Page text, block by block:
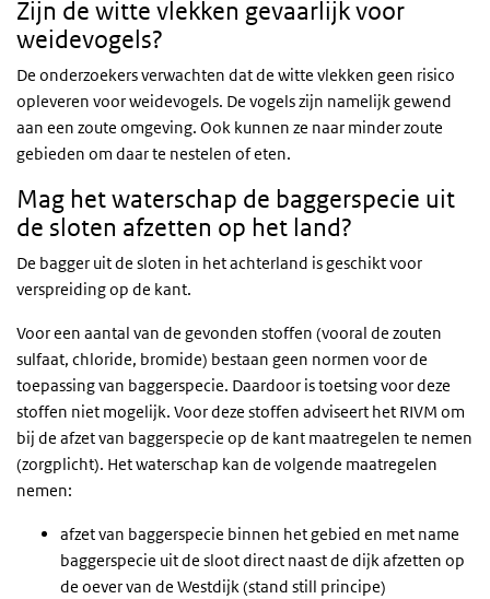
Zijn de witte vlekken gevaarlijk voor
weidevogels?
De onderzoekers verwachten dat de witte vlekken geen risico
opleveren voor weidevogels. De vogels zijn namelijk gewend
aan een zoute omgeving. Ook kunnen ze naar minder zoute
gebieden om daar te nestelen of eten.
Mag het waterschap de baggerspecie uit
de sloten afzetten op het land?
De bagger uit de sloten in het achterland is geschikt voor
verspreiding op de kant.
Voor een aantal van de gevonden stoffen (vooral de zouten
sulfaat, chloride, bromide) bestaan geen normen voor de
toepassing van baggerspecie. Daardoor is toetsing voor deze
stoffen niet mogelijk. Voor deze stoffen adviseert het RIVM om
bij de afzet van baggerspecie op de kant maatregelen te nemen
(zorgplicht). Het waterschap kan de volgende maatregelen
nemen:
afzet van baggerspecie binnen het gebied en met name
baggerspecie uit de sloot direct naast de dijk afzetten op
de oever van de Westdijk (stand still principe)